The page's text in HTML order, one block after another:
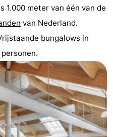
1.000 meter van één van de
van Nederland.
bungalows in